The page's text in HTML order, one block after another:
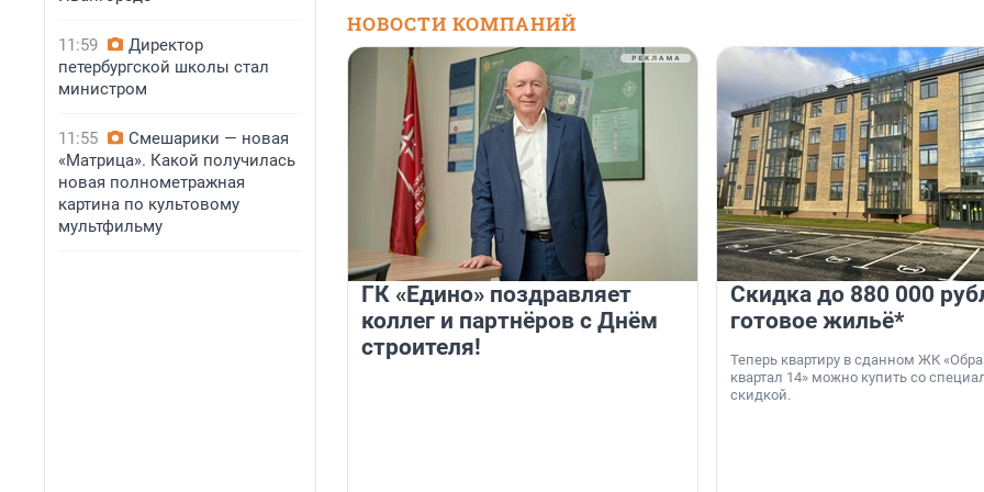
11:59
Директор
петербургской школы стал
министром
11:55
Смешарики — новая
«Матрица». Какой получилась
новая полнометражная
картина по культовому
мультфильму
НОВОСТИ КОМПАНИЙ
ГК «Едино» поздравляет
коллег и партнёров с Днём
строителя!
Скидка до 880 000
готовое жильё*
Теперь квартиру в сданном ЖК
квартал 14» можно купить со
скидкой.